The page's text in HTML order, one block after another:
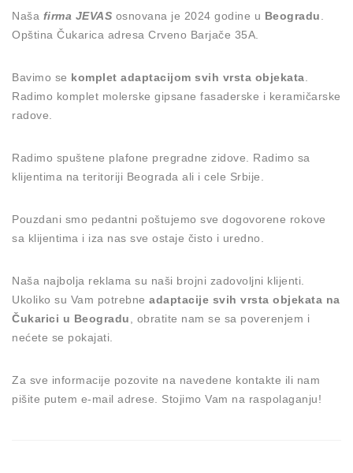
Naša firma JEVAS osnovana je 2024 godine u Beogradu
Opština Čukarica adresa Crveno Barjače 35A.
Bavimo se komplet adaptacijom svih vrsta objekata
Radimo komplet molerske gipsane fasaderske i keramičarske
radove.
Radimo spuštene plafone pregradne zidove. Radimo sa
klijentima na teritoriji Beograda ali i cele Srbije.
Pouzdani smo pedantni poštujemo sve dogovorene rokove
sa klijentima i iza nas sve ostaje čisto i uredno.
Naša najbolja reklama su naši brojni zadovoljni klijenti.
Ukoliko su Vam potrebne adaptacije svih vrsta objekata na
Čukarici u Beogradu , obratite nam se sa poverenjem i
nećete se pokajati.
Za sve informacije pozovite na navedene kontakte ili nam
pišite putem e-mail adrese. Stojimo Vam na raspolaganju!